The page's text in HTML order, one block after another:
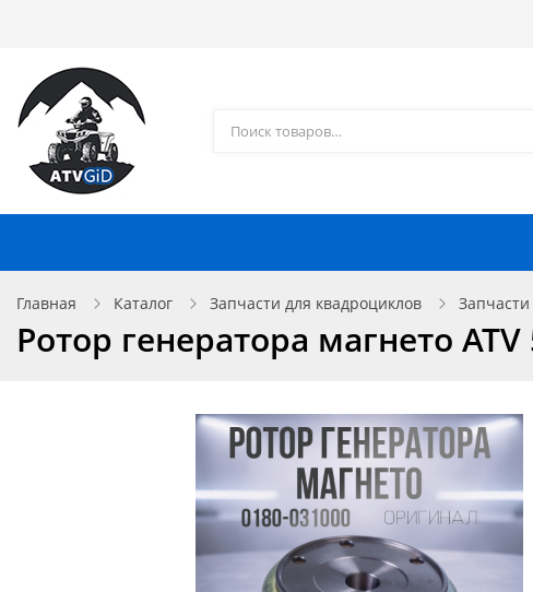
Главная Каталог Запчасти для квадроциклов Запчасти
Ротор генератора магнето